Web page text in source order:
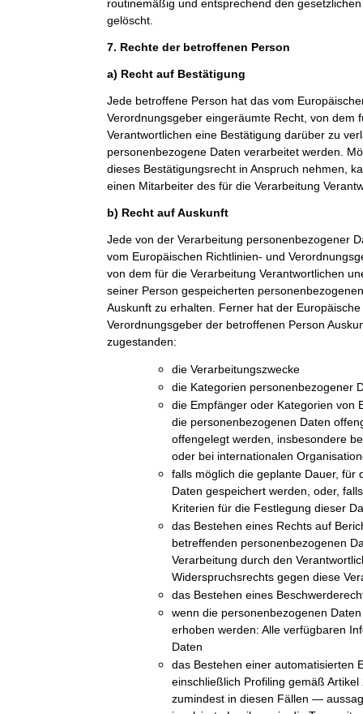
routinemäßig und entsprechend den
gelöscht.
7. Rechte der betroffenen Person
a) Recht auf Bestätigung
Jede betroffene Person hat das vom
Verordnungsgeber eingeräumte Recht, von dem
Verantwortlichen eine Bestätigung darüber zu
personenbezogene Daten verarbeitet werden.
dieses Bestätigungsrecht in Anspruch nehmen,
einen Mitarbeiter des für die Verarbeitung
b) Recht auf Auskunft
Jede von der Verarbeitung personenbezogener
vom Europäischen Richtlinien- und
von dem für die Verarbeitung Verantwortlichen
seiner Person gespeicherten
Auskunft zu erhalten. Ferner hat der
Verordnungsgeber der betroffenen Person
zugestanden:
die Verarbeitungszwecke
die Kategorien personenbezogener
die Empfänger oder Kategorien von
die personenbezogenen Daten
offengelegt werden, insbesondere
oder bei internationalen
falls möglich die geplante Dauer, für
Daten gespeichert werden, oder,
Kriterien für die Festlegung dieser
das Bestehen eines Rechts auf
betreffenden personenbezogenen
Verarbeitung durch den
Widerspruchsrechts gegen diese
das Bestehen eines
wenn die personenbezogenen
erhoben werden: Alle verfügbaren
Daten
das Bestehen einer automatisierten
einschließlich Profiling gemäß
zumindest in diesen Fällen —